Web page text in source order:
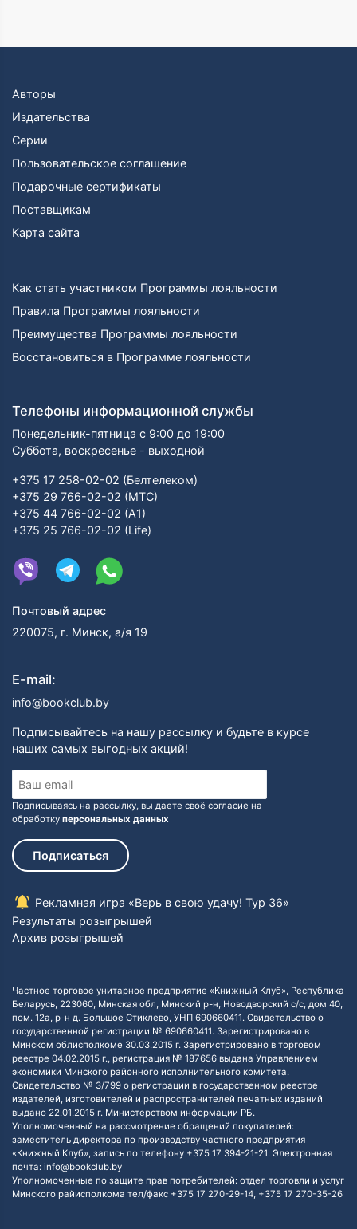
Авторы
Издательства
Серии
Пользовательское соглашение
Подарочные сертификаты
Поставщикам
Карта сайта
Как стать участником Программы лояльности
Правила Программы лояльности
Преимущества Программы лояльности
Восстановиться в Программе лояльности
Телефоны информационной службы
Понедельник-пятница с 9:00 до 19:00
Суббота, воскресенье - выходной
+375 17 258-02-02 (Белтелеком)
+375 29 766-02-02 (МТС)
+375 44 766-02-02 (А1)
+375 25 766-02-02 (Life)
Почтовый адрес
220075, г. Минск, а/я 19
E-mail:
info@bookclub.by
Подписывайтесь на нашу рассылку и будьте в курсе
наших самых выгодных акций!
Подписываясь на рассылку, вы даете своё согласие на
обработку персональных данных
Подписаться
Рекламная игра «Верь в свою удачу! Тур 36»
Результаты розыгрышей
Архив розыгрышей
Частное торговое унитарное предприятие «Книжный Клуб», Республика
Беларусь, 223060, Минская обл, Минский р-н, Новодворский с/с, дом 40,
пом. 12а, р-н д. Большое Стиклево, УНП 690660411. Свидетельство о
государственной регистрации № 690660411. Зарегистрировано в
Минском облисполкоме 30.03.2015 г. Зарегистрировано в торговом
реестре 04.02.2015 г., регистрация № 187656 выдана Управлением
экономики Минского районного исполнительного комитета.
Свидетельство № 3/799 о регистрации в государственном реестре
издателей, изготовителей и распространителей печатных изданий
выдано 22.01.2015 г. Министерством информации РБ.
Уполномоченный на рассмотрение обращений покупателей:
заместитель директора по производству частного предприятия
«Книжный Клуб», запись по телефону +375 17 394-21-21. Электронная
почта: info@bookclub.by
Уполномоченные по защите прав потребителей: отдел торговли и услуг
Минского райисполкома тел/факс +375 17 270-29-14, +375 17 270-35-26